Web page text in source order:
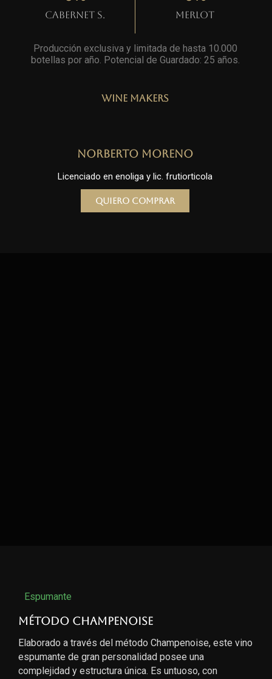
Cabernet S. Merlot
Producción exclusiva y limitada de hasta 10.000
botellas por año. Potencial de Guardado: 25 años
Wine Makers
Norberto Moreno
Licenciado en enoliga y lic. frutiorticola
Quiero comprar
Espumante
Método Champenoise
Elaborado a través del método Champenoise, este vino
espumante de gran personalidad posee una
complejidad y estructura única. Es untuoso, con